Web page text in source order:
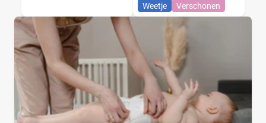
Weetje Verschonen